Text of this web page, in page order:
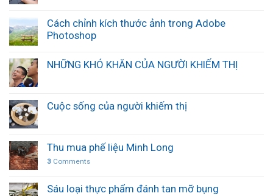
Cách chỉnh kích thước ảnh trong Adobe
Photoshop
NHỮNG KHÓ KHĂN CỦA NGƯỜI KHIẾM THỊ
Cuộc sống của người khiếm thị
Thu mua phế liệu Minh Long
3 Comments
Sáu loại thực phẩm đánh tan mỡ bụng